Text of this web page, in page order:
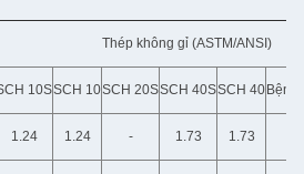
Thép không gỉ (ASTM/ANSI)
10SSCH 10SCH 20SSCH 40SSCH 40 Bệnh
1.24 1.24 - 1.73 1.73